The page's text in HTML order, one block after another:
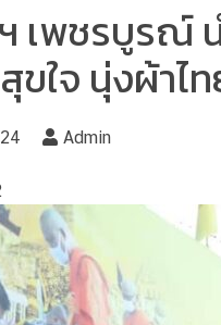
เพชรบูรณ์
ใจ นุ่งผ้าไท
Admin